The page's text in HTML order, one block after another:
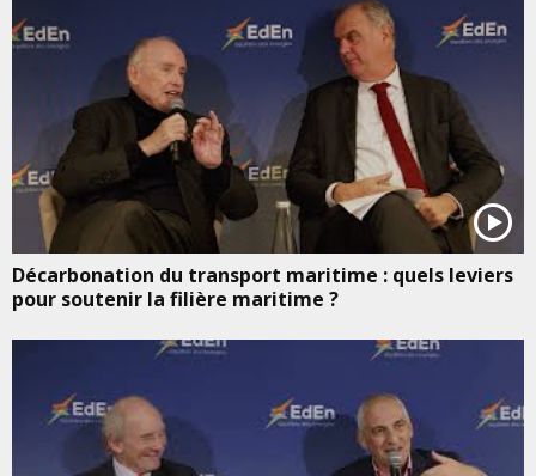
Décarbonation du transport maritime : quels leviers
pour soutenir la filière maritime ?